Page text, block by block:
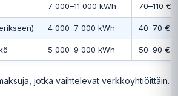
7 000–11 000 kWh 70–110 €
4 000–7 000 kWh 40–70 €
5 000–9 000 kWh 50–90 €
jotka vaihtelevat verkkoyhtiöittäin.